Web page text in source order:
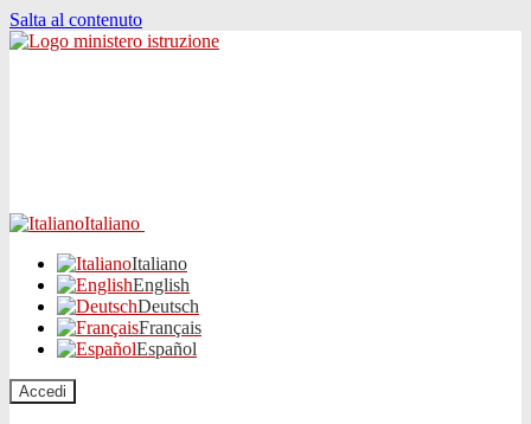
Salta al contenuto
Italiano
Italiano
English
Deutsch
Français
Español
Accedi